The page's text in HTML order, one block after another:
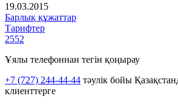
19.03.2015
Барлық құжаттар
Тарифтер
2552
Ұялы телефоннан тегін қоңырау
+7 (727) 244-44-44 тәулік бойы
клиенттерге